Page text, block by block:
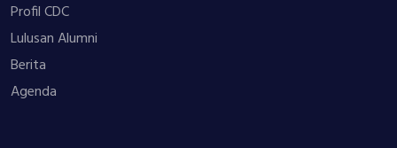
Profil CDC
Lulusan Alumni
Berita
Agenda